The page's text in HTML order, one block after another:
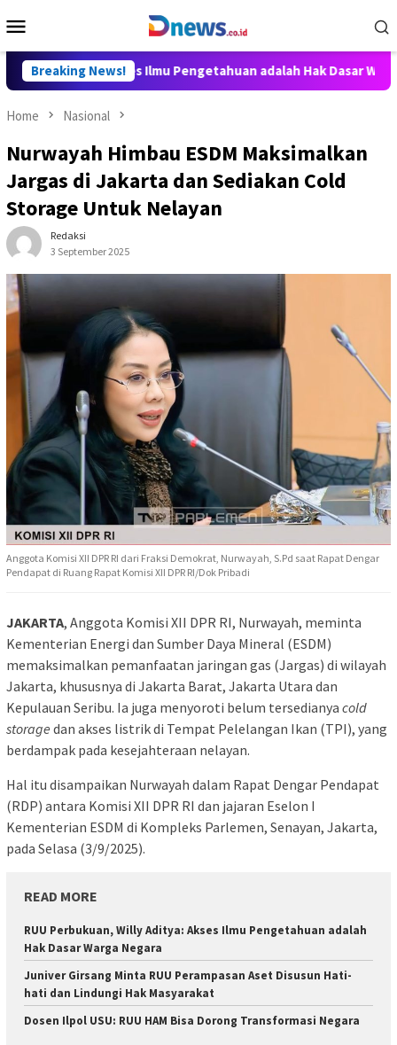
to
Menu
Breaking News!
Akses Ilmu Pengetahuan adalah Hak Dasar Warga Negara
Home Nasional
Nurwayah Himbau ESDM Maksimalkan
Jargas di Jakarta dan Sediakan Cold
Storage Untuk Nelayan
Redaksi
3 September 2025
Anggota Komisi XII DPR RI dari Fraksi Demokrat, Nurwayah, S.Pd saat Rapat Dengar
Pendapat di Ruang Rapat Komisi XII DPR RI/Dok Pribadi
JAKARTA, Anggota Komisi XII DPR RI, Nurwayah, meminta
Kementerian Energi dan Sumber Daya Mineral (ESDM)
memaksimalkan pemanfaatan jaringan gas (Jargas) di wilayah
Jakarta, khususnya di Jakarta Barat, Jakarta Utara dan
Kepulauan Seribu. Ia juga menyoroti belum tersedianya cold
storage dan akses listrik di Tempat Pelelangan Ikan (TPI), yang
berdampak pada kesejahteraan nelayan.
Hal itu disampaikan Nurwayah dalam Rapat Dengar Pendapat
(RDP) antara Komisi XII DPR RI dan jajaran Eselon I
Kementerian ESDM di Kompleks Parlemen, Senayan, Jakarta,
pada Selasa (3/9/2025).
READ MORE
RUU Perbukuan, Willy Aditya: Akses Ilmu Pengetahuan adalah
Hak Dasar Warga Negara
Juniver Girsang Minta RUU Perampasan Aset Disusun Hati-
hati dan Lindungi Hak Masyarakat
Dosen Ilpol USU: RUU HAM Bisa Dorong Transformasi Negara